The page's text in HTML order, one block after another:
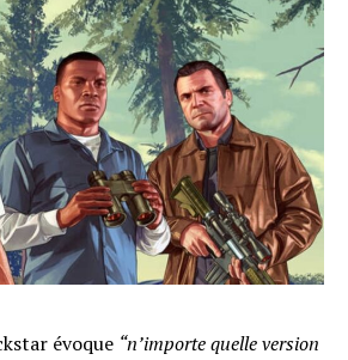
évoque “n’importe quelle version